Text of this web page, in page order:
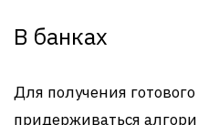
В банках
Для получения
придерживаться